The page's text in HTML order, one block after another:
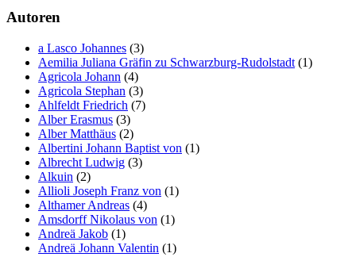
Autoren
a Lasco Johannes (3)
Aemilia Juliana Gräfin zu Schwarzburg-Rudolstadt (1)
Agricola Johann (4)
Agricola Stephan (3)
Ahlfeldt Friedrich (7)
Alber Erasmus (3)
Alber Matthäus (2)
Albertini Johann Baptist von (1)
Albrecht Ludwig (3)
Alkuin (2)
Allioli Joseph Franz von (1)
Althamer Andreas (4)
Amsdorff Nikolaus von (1)
Andreä Jakob (1)
Andreä Johann Valentin (1)